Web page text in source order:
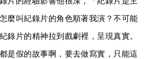
麼叫紀錄片的角色順著我演？不可能
錄片的精神拉到戲劇裡，呈現真實。
是假的故事啊，要去做寫實，只能這